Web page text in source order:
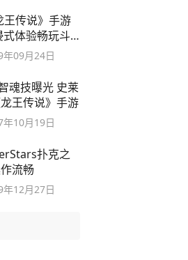
王传说》手游
体验畅玩斗
年09月24日
魂技曝光 史莱
王传说》手游
年10月19日
扑克之
流畅
年12月27日